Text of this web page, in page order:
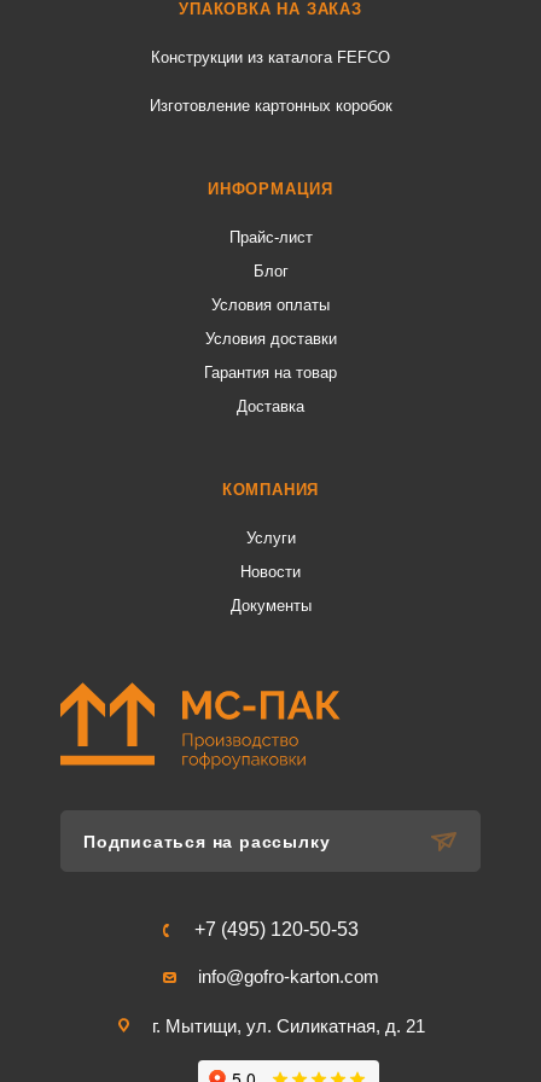
УПАКОВКА НА ЗАКАЗ
Конструкции из каталога FEFCO
Изготовление картонных коробок
ИНФОРМАЦИЯ
Прайс-лист
Блог
Условия оплаты
Условия доставки
Гарантия на товар
Доставка
КОМПАНИЯ
Услуги
Новости
Документы
Подписаться на рассылку
+7 (495) 120-50-53
info@gofro-karton.com
г. Мытищи, ул. Силикатная, д. 21